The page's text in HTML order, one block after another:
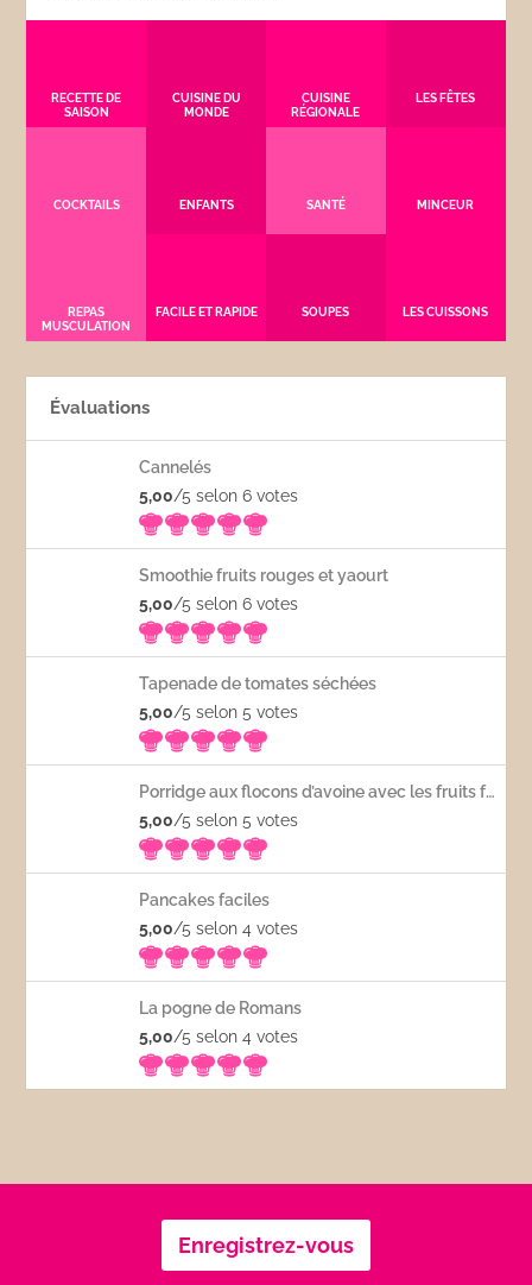
RECETTE DE
SAISON
CUISINE DU
MONDE
CUISINE
RÉGIONALE
LES FÊTES
COCKTAILS ENFANTS SANTÉ MINCEUR
REPAS
MUSCULATION
FACILE ET RAPIDE SOUPES LES CUISSONS
Évaluations
Cannelés
5,00/5 selon 6votes
Smoothie fruits rouges et yaourt
5,00/5 selon 6votes
Tapenade de tomates séchées
5,00/5 selon 5votes
Porridge aux flocons d’avoine avec les fruits frais
5,00/5 selon 5votes
Pancakes faciles
5,00/5 selon 4votes
La pogne de Romans
5,00/5 selon 4votes
Enregistrez-vous